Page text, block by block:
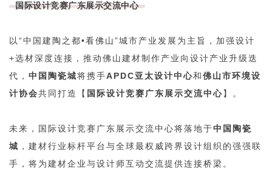
国际设计竞赛广东展示交流中心
以“中国建陶之都•看佛山”城市产业发展为主旨，加强设计
+选材深度连接，推动佛山建材制作产业向设计产业升级迭
代， 中国陶瓷城将携手APDC亚太设计中心和佛山市环境设
计协会共同打造【 国际设计竞赛广东展示交流中心】。
未来，国际设计竞赛广东展示交流中心将落地于中国陶瓷
城 ，建材行业标杆平台与全球最权威跨界设计组织的强强联
手，将为建材企业与设计师互动交流提供连接桥梁。